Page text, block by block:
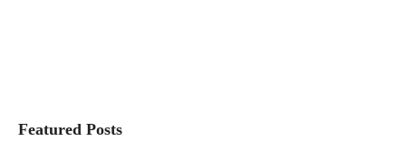
Featured Posts